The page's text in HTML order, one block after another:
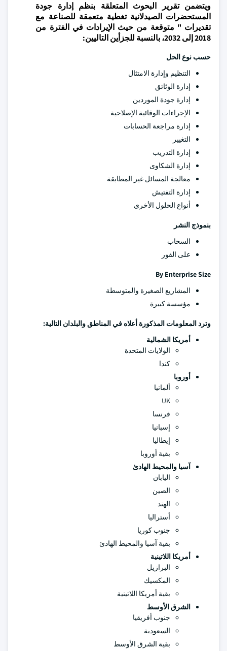
ويتضمن تقرير البحوث المتعلقة بنظم إدارة جودة
المستحضرات الصيدلانية تغطية متعمقة للصناعة مع
تقديرات " متوقعة من حيث الإيرادات في الفترة من
2018 إلى 2032، بالنسبة للجزأين التاليين:
حسب نوع الحل
التنظيم وإدارة الامتثال
إدارة الوثائق
إدارة جودة الموردين
الإجراءات الوقائية الإصلاحية
إدارة مراجعة الحسابات
التغيير
إدارة التدريب
إدارة الشكاوى
معالجة المسائل غير المطابقة
إدارة التفتيش
أنواع الحلول الأخرى
بنموذج النشر
السحاب
على الفور
By Enterprise Size
المشاريع الصغيرة والمتوسطة
مؤسسة كبيرة
وترد المعلومات المذكورة أعلاه في المناطق والبلدان التالية:
أمريكا الشمالية
الولايات المتحدة
كندا
أوروبا
ألمانيا
UK
فرنسا
إسبانيا
إيطاليا
بقية أوروبا
آسيا والمحيط الهادئ
اليابان
الصين
الهند
أستراليا
جنوب كوريا
بقية آسيا والمحيط الهادئ
أمريكا اللاتينية
البرازيل
المكسيك
بقية أمريكا اللاتينية
الشرق الأوسط
جنوب أفريقيا
السعودية
بقية الشرق الأوسط